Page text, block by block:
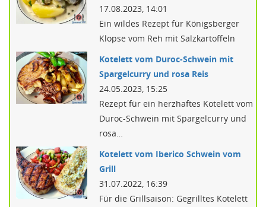
17.08.2023, 14:01
Ein wildes Rezept für Königsberger
Klopse vom Reh mit Salzkartoffeln
Kotelett vom Duroc-Schwein mit
Spargelcurry und rosa Reis
24.05.2023, 15:25
Rezept für ein herzhaftes Kotelett vom
Duroc-Schwein mit Spargelcurry und
rosa…
Kotelett vom Iberico Schwein vom
Grill
31.07.2022, 16:39
Für die Grillsaison: Gegrilltes Kotelett